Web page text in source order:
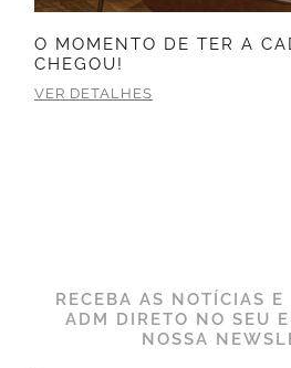
O MOMENTO DE TER A
CHEGOU!
VER DETALHES
RECEBA AS NOTÍCIAS
ADM DIRETO NO SEU
NOSSA